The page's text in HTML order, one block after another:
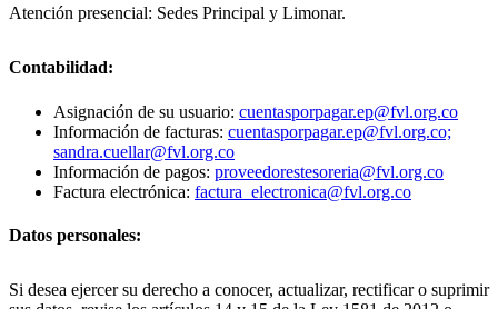
Atención presencial: Sedes Principal y Limonar.
Contabilidad:
Asignación de su usuario: cuentasporpagar.ep@fvl.org.co
Información de facturas: cuentasporpagar.ep@fvl.org.co;
sandra.cuellar@fvl.org.co
Información de pagos: proveedorestesoreria@fvl.org.co
Factura electrónica: factura_electronica@fvl.org.co
Datos personales:
Si desea ejercer su derecho a conocer, actualizar, rectificar o suprimir